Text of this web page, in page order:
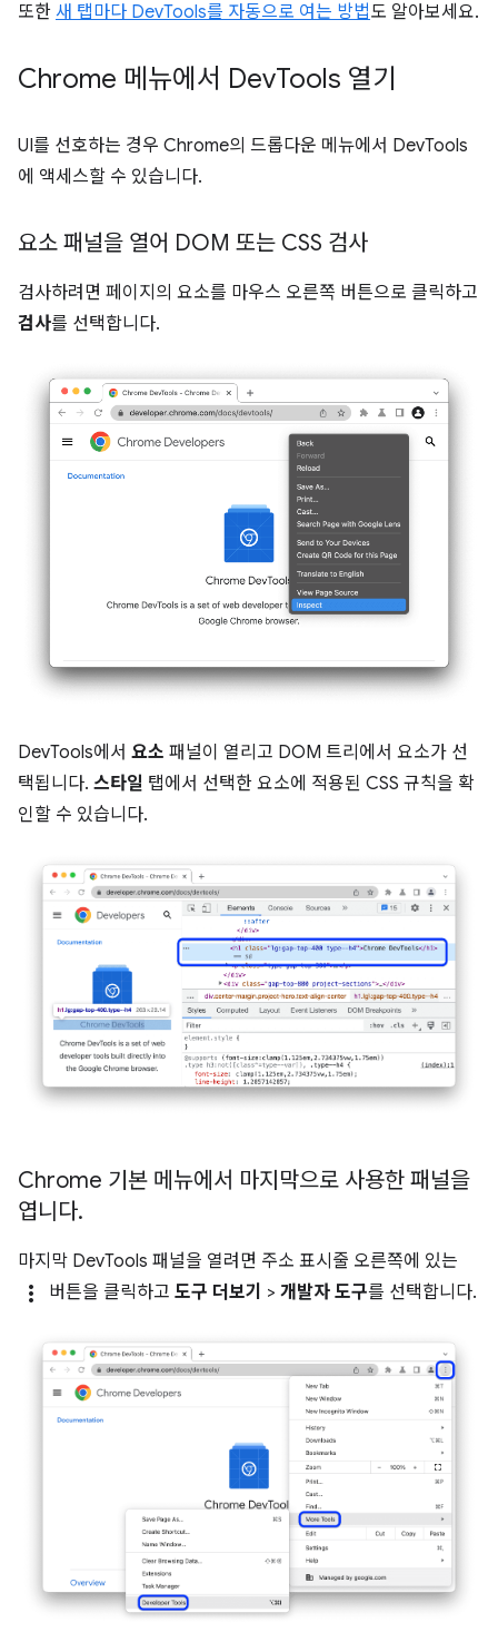
또한 새 탭마다 DevTools를 자동으로 여는 방법도 알아보세요.
Chrome 메뉴에서 DevTools 열기
UI를 선호하는 경우 Chrome의 드롭다운 메뉴에서 DevTools
에 액세스할 수 있습니다.
요소 패널을 열어 DOM 또는 CSS 검사
검사하려면 페이지의 요소를 마우스 오른쪽 버튼으로 클릭하고
검사를 선택합니다.
DevTools에서 요소 패널이 열리고 DOM 트리에서 요소가 선
택됩니다. 스타일 탭에서 선택한 요소에 적용된 CSS 규칙을 확
인할 수 있습니다.
Chrome 기본 메뉴에서 마지막으로 사용한 패널을
엽니다.
마지막 DevTools 패널을 열려면 주소 표시줄 오른쪽에 있는
more_vert 버튼을 클릭하고 도구 더보기 > 개발자 도구를 선택합니다.